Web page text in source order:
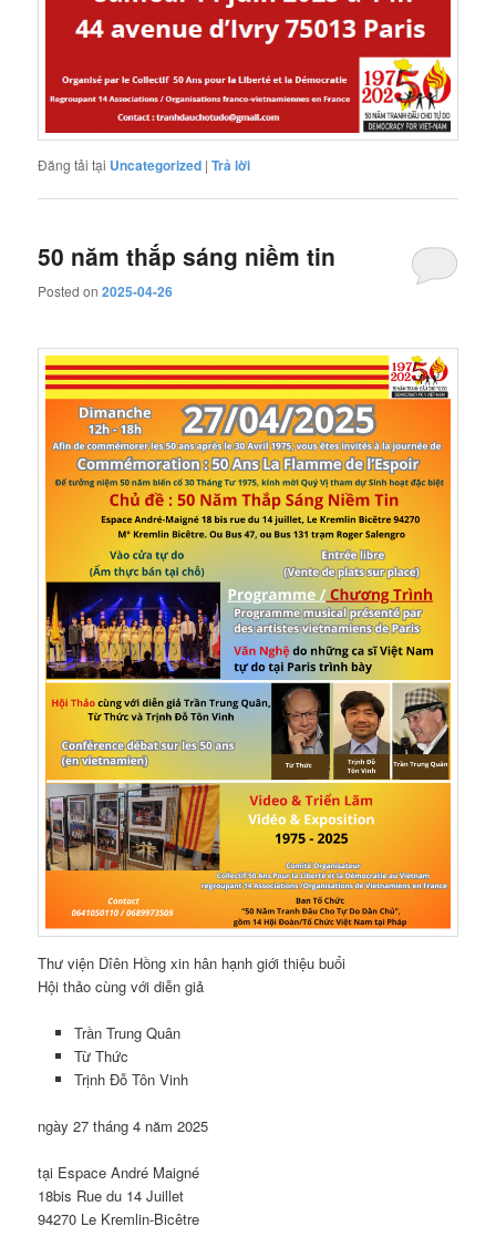
Đăng tải tại Uncategorized |Trả lời
50 năm thắp sáng niềm tin
Posted on2025-04-26
Thư viện Dîên Hồng xin hân hạnh giới thiệu buổi
Hội thảo cùng với diễn giả
Trần Trung Quân
Từ Thức
Trịnh Đỗ Tôn Vinh
ngày 27 tháng 4 năm 2025
tại Espace André Maigné
18bis Rue du 14 Juillet
94270 Le Kremlin-Bicêtre